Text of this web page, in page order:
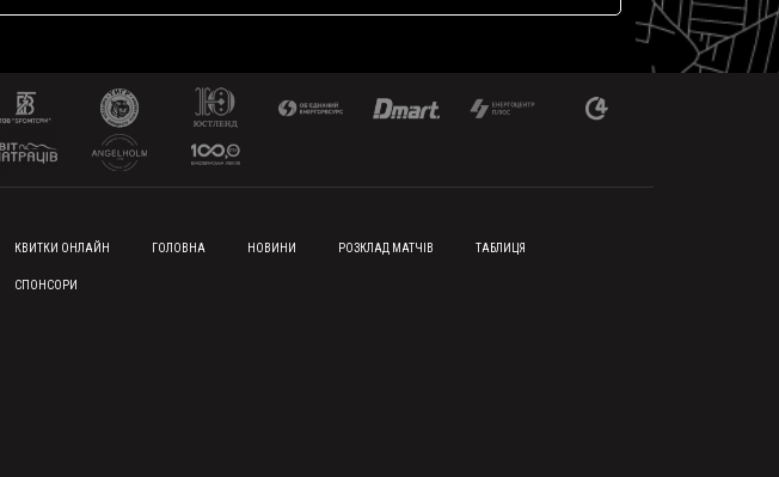
FOOTER MENU
КВИТКИ ОНЛАЙН ГОЛОВНА НОВИНИ РОЗКЛАД МАТЧІВ ТАБЛИЦЯ
СПОНСОРИ